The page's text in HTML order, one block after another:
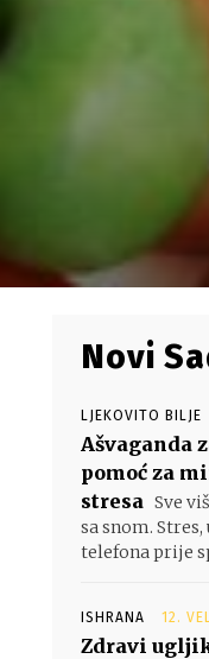
Novi
LJEKOVITO BILJE
Ašvaganda
pomoć za
stresa Sve
sa snom.
telefona prije
ISHRANA 12.
Zdravi